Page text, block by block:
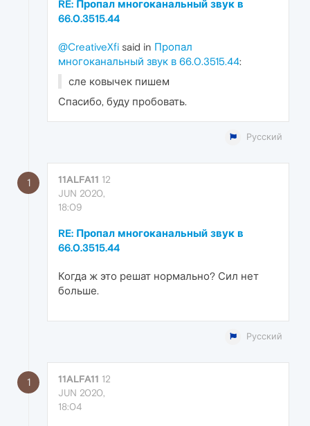
RE: Пропал многоканальный звук в
66.0.3515.44
@CreativeXfi said in Пропал
многоканальный звук в 66.0.3515.44:
сле ковычек пишем
Спасибо, буду пробовать.
Русский
1 11ALFA11 12
JUN 2020,
18:09
RE: Пропал многоканальный звук в
66.0.3515.44
Когда ж это решат нормально? Сил нет
больше.
Русский
1 11ALFA11 12
JUN 2020,
18:04